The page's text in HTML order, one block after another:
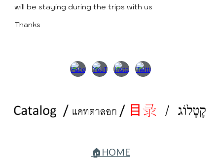
will be staying during the trips with us
Thanks
🏠HOME